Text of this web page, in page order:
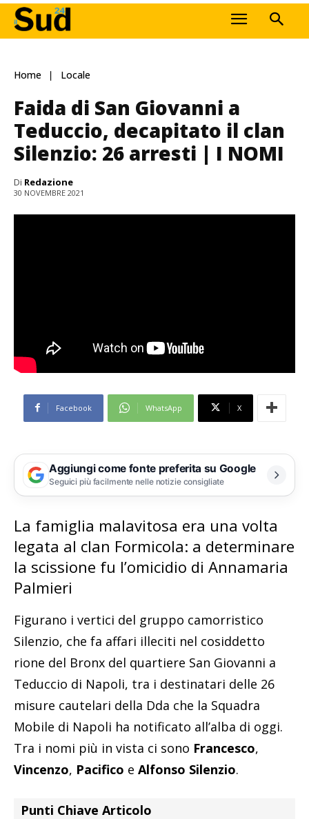
Home Locale
Faida di San Giovanni a
Teduccio, decapitato il clan
Silenzio: 26 arresti | I NOMI
Di Redazione
30 NOVEMBRE 2021
Facebook WhatsApp X
Aggiungi come fonte preferita su Google
Seguici più facilmente nelle notizie consigliate
La famiglia malavitosa era una volta
legata al clan Formicola: a determinare
la scissione fu l’omicidio di Annamaria
Palmieri
Figurano i vertici del gruppo camorristico
Silenzio, che fa affari illeciti nel cosiddetto
rione del Bronx del quartiere San Giovanni a
Teduccio di Napoli, tra i destinatari delle 26
misure cautelari della Dda che la Squadra
Mobile di Napoli ha notificato all’alba di oggi.
Tra i nomi più in vista ci sono Francesco,
Vincenzo, Pacifico e Alfonso Silenzio.
Punti Chiave Articolo